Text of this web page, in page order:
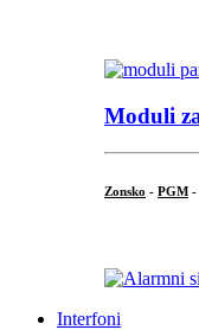
Moduli
Zonsko - PGM -
Interfoni